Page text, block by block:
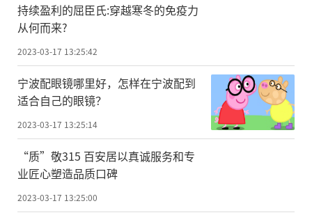
持续盈利的屈臣氏:穿越寒冬的免疫力
从何而来?
2023-03-17 13:25:42
宁波配眼镜哪里好，怎样在宁波配到
适合自己的眼镜？
2023-03-17 13:25:14
“质”敬315 百安居以真诚服务和专
业匠心塑造品质口碑
2023-03-17 13:25:00